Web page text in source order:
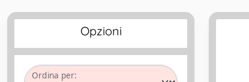
Opzioni
Ordina per: